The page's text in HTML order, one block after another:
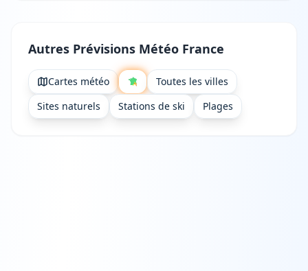
Autres Prévisions Météo France
Cartes météo
Toutes les villes
Sites naturels
Stations de ski Plages